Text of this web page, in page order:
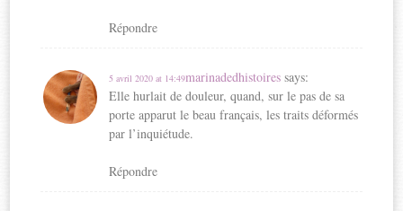
Répondre
marinadedhistoires says:
5 avril 2020 at 14:49
Elle hurlait de douleur, quand, sur le pas de sa
porte apparut le beau français, les traits déformés
par l’inquiétude.
Répondre